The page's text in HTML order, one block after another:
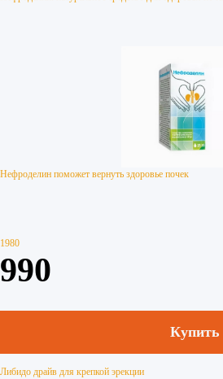
Нефроделин поможет вернуть здоровье почек
1980
990
Купить
Либидо драйв для крепкой эрекции